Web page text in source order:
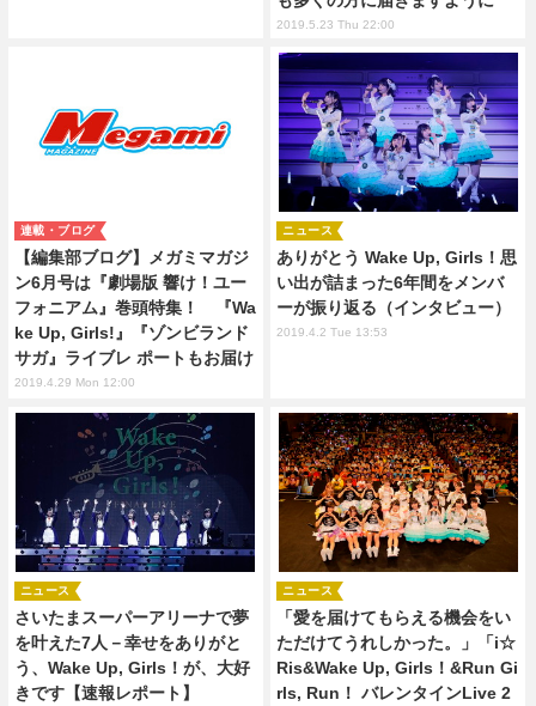
2019.5.23 Thu 22:00
【編集部ブログ】メガミマガジ
ン6月号は『劇場版 響け！ユー
フォニアム』巻頭特集！ 『Wa
ke Up, Girls!』『ゾンビランド
サガ』ライブレ ポートもお届け
連載・ブログ
2019.4.29 Mon 12:00
ありがとう Wake Up, Girls！思
い出が詰まった6年間をメンバ
ーが振り返る（インタビュー）
ニュース
2019.4.2 Tue 13:53
さいたまスーパーアリーナで夢
を叶えた7人－幸せをありがと
う、Wake Up, Girls！が、大好
きです【速報レポート】
ニュース
「愛を届けてもらえる機会をい
ただけてうれしかった。」「i☆
Ris&Wake Up, Girls！&Run Gi
rls, Run！ バレンタインLive 2
ニュース